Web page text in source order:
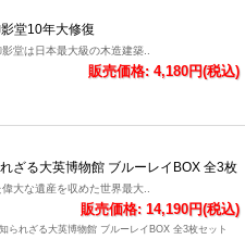
堂10年大修復
堂は日本最大級の木造建築..
販売価格: 4,180円(税込)
ざる大英博物館 ブルーレイBOX 全3枚
大な遺産を収めた世界最大..
販売価格: 14,190円(税込)
られざる大英博物館 ブルーレイBOX 全3枚セット